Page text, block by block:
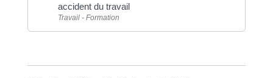
accident du travail
Travail - Formation